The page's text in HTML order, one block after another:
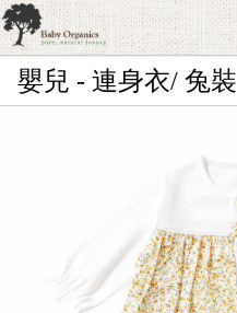
首頁
女生
嬰兒 - 連身衣/ 兔裝